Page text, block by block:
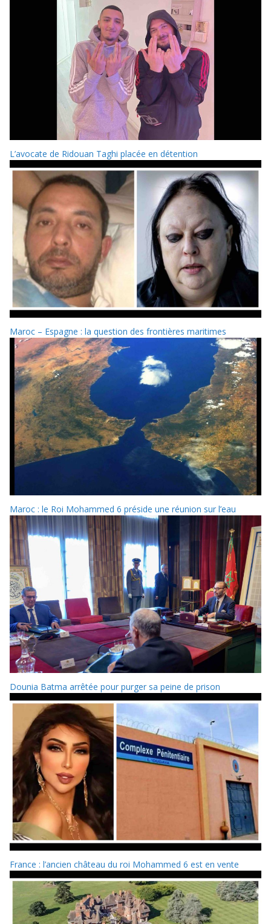
L’avocate de Ridouan Taghi placée en détention
Maroc – Espagne : la question des frontières maritimes
Maroc : le Roi Mohammed 6 préside une réunion sur l’eau
Dounia Batma arrêtée pour purger sa peine de prison
France : l’ancien château du roi Mohammed 6 est en vente